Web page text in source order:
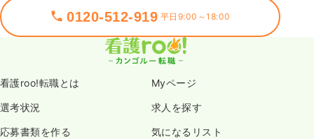
0120-512-919 平日9:00～18:00
看護roo!転職とは Myページ
選考状況 求人を探す
応募書類を作る 気になるリスト